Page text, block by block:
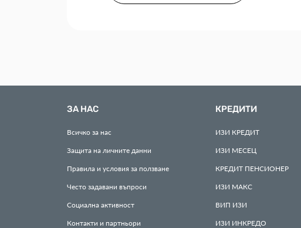
ЗА НАС
Всичко за нас
Защита на личните данни
Правила и условия за ползване
Често задавани въпроси
Социална активност
Контакти и партньори
КРЕДИТИ
ИЗИ КРЕДИТ
ИЗИ МЕСЕЦ
КРЕДИТ ПЕНСИОНЕР
ИЗИ МАКС
ВИП ИЗИ
ИЗИ ИНКРЕДО